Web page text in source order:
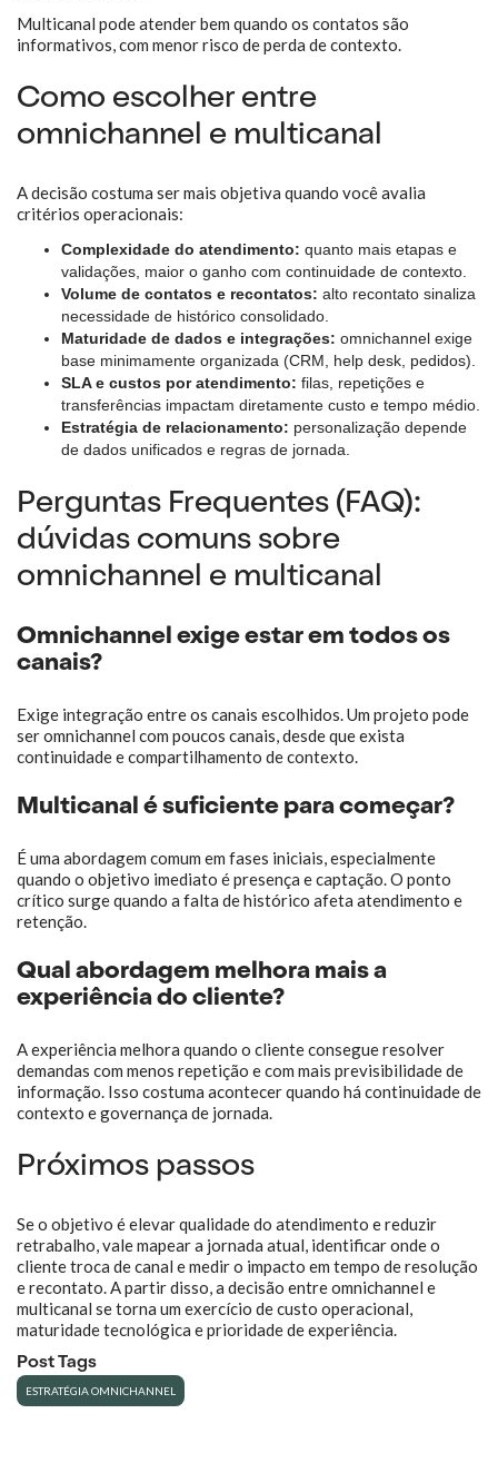
Multicanal pode atender bem quando os contatos são
informativos, com menor risco de perda de contexto.
Como escolher entre
omnichannel e multicanal
A decisão costuma ser mais objetiva quando você avalia
critérios operacionais:
Complexidade do atendimento: quanto mais etapas e
validações, maior o ganho com continuidade de contexto.
Volume de contatos e recontatos: alto recontato sinaliza
necessidade de histórico consolidado.
Maturidade de dados e integrações: omnichannel exige
base minimamente organizada (CRM, help desk, pedidos).
SLA e custos por atendimento: filas, repetições e
transferências impactam diretamente custo e tempo médio.
Estratégia de relacionamento: personalização depende
de dados unificados e regras de jornada.
Perguntas Frequentes (FAQ):
dúvidas comuns sobre
omnichannel e multicanal
Omnichannel exige estar em todos os
canais?
Exige integração entre os canais escolhidos. Um projeto pode
ser omnichannel com poucos canais, desde que exista
continuidade e compartilhamento de contexto.
Multicanal é suficiente para começar?
É uma abordagem comum em fases iniciais, especialmente
quando o objetivo imediato é presença e captação. O ponto
crítico surge quando a falta de histórico afeta atendimento e
retenção.
Qual abordagem melhora mais a
experiência do cliente?
A experiência melhora quando o cliente consegue resolver
demandas com menos repetição e com mais previsibilidade de
informação. Isso costuma acontecer quando há continuidade de
contexto e governança de jornada.
Próximos passos
Se o objetivo é elevar qualidade do atendimento e reduzir
retrabalho, vale mapear a jornada atual, identificar onde o
cliente troca de canal e medir o impacto em tempo de resolução
e recontato. A partir disso, a decisão entre omnichannel e
multicanal se torna um exercício de custo operacional,
maturidade tecnológica e prioridade de experiência.
Post Tags
ESTRATÉGIA OMNICHANNEL